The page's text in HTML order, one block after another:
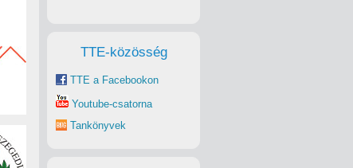
TTE-közösség
TTE a Facebookon
Youtube-csatorna
Tankönyvek